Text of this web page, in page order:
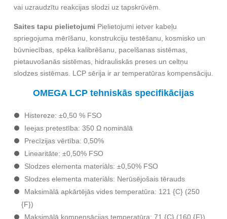
vai uzraudzītu reakcijas slodzi uz tapskrūvēm.
Saites tapu pielietojumi Pielietojumi ietver kabeļu
spriegojuma mērīšanu, konstrukciju testēšanu, kosmisko un
būvniecības, spēka kalibrēšanu, pacelšanas sistēmas,
pietauvošanās sistēmas, hidrauliskās preses un celtņu
slodzes sistēmas. LCP sērija ir ar temperatūras kompensāciju.
OMEGA LCP tehniskās specifikācijas
Histereze: ±0,50 % FSO
Ieejas pretestība: 350 Ω nominālā
Precīzijas vērtība: 0,50%
Linearitāte: ±0,50% FSO
Slodzes elementa materiāls: ±0,50% FSO
Slodzes elementa materiāls: Nerūsējošais tērauds
Maksimālā apkārtējās vides temperatūra: 121 {C} (250
{F})
Maksimālā kompensācijas temperatūra: 71 {C} (160 {F})